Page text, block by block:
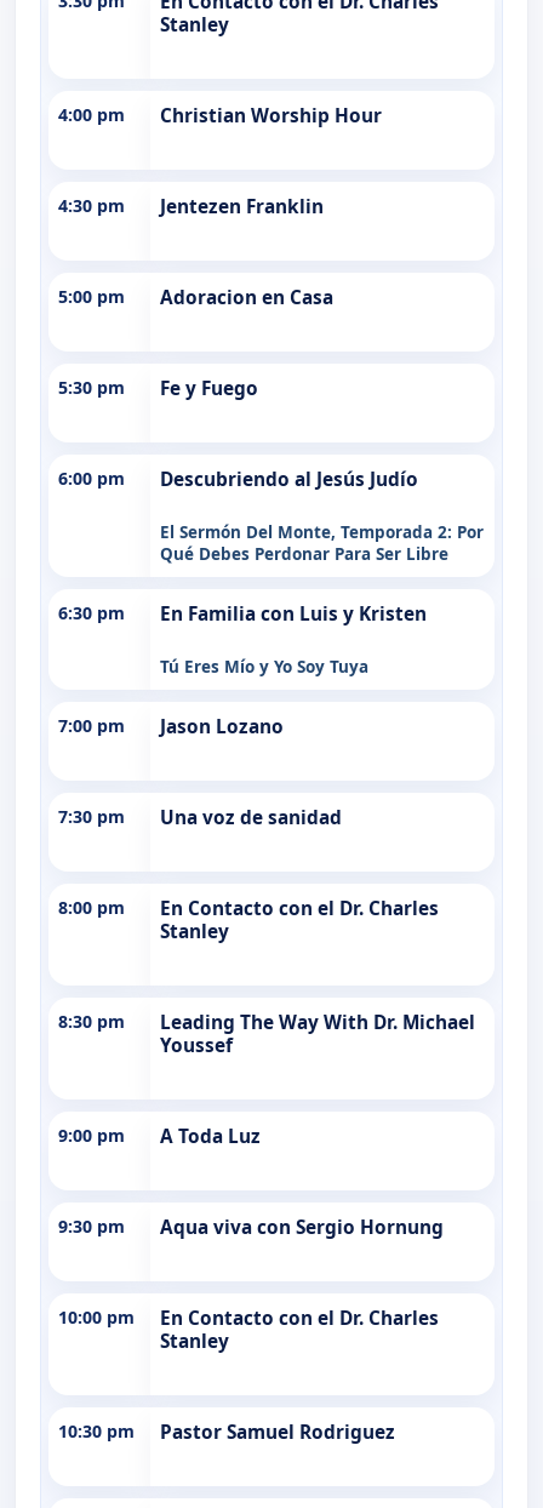
Stanley
4:00 pm Christian Worship Hour
4:30 pm Jentezen Franklin
5:00 pm Adoracion en Casa
5:30 pm Fe y Fuego
6:00 pm Descubriendo al Jesús Judío
El Sermón Del Monte, Temporada 2: Por
Qué Debes Perdonar Para Ser Libre
6:30 pm En Familia con Luis y Kristen
Tú Eres Mío y Yo Soy Tuya
7:00 pm Jason Lozano
7:30 pm Una voz de sanidad
8:00 pm
En Contacto con el Dr. Charles
Stanley
8:30 pm
Leading The Way With Dr. Michael
Youssef
9:00 pm A Toda Luz
9:30 pm Aqua viva con Sergio Hornung
10:00 pm
En Contacto con el Dr. Charles
Stanley
10:30 pm Pastor Samuel Rodriguez